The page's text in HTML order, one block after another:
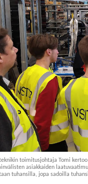
toimitusjohtaja Tomi
asiakkaiden
tuhansilla, jopa sadoilla